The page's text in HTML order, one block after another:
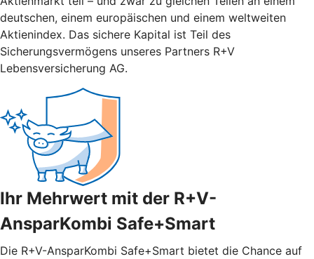
deutschen, einem europäischen und einem weltweiten
Aktienindex. Das sichere Kapital ist Teil des
Sicherungsvermögens unseres Partners R+V
Lebensversicherung AG.
Ihr Mehrwert mit der R+V-
AnsparKombi Safe+Smart
Die R+V-AnsparKombi Safe+Smart bietet die Chance auf